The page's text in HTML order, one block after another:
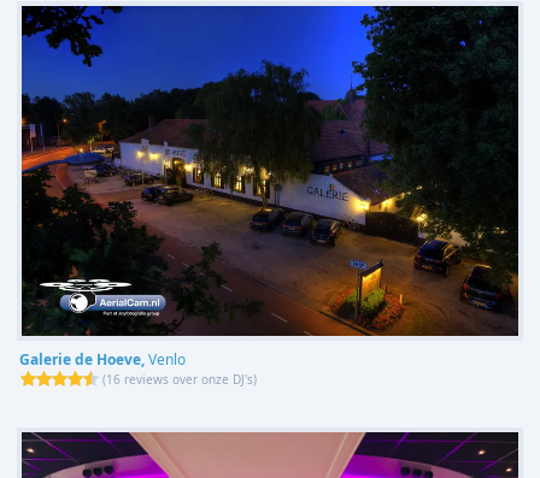
Galerie de Hoeve,Venlo
(16 reviews over onze DJ's)